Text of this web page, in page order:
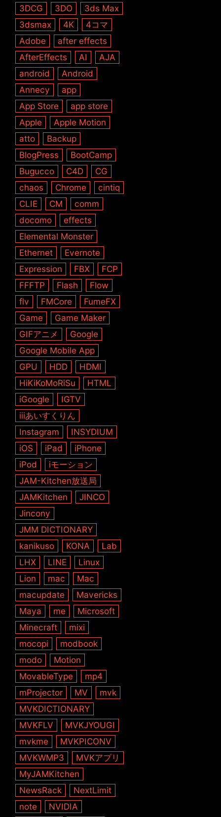
3DCG 3DO
3ds Max
3dsmax
4K
4コマ
Adobe
after effects
AfterEffects
AI
AJA
android
Android
Annecy
app
App Store
app store
Apple
Apple Motion
atto
Backup
BlogPress
BootCamp
Bugucco
C4D
CG
chaos
Chrome
cintiq
CLIE
CM
comm
docomo
effects
Elemental Monster
Ethernet
Evernote
Expression
FBX
FCP
FFFTP
Flash
Flow
flv
FMCore
FumeFX
Game
Game Maker
GIFアニメ
Google
Google Mobile App
GPU
HDD
HDMI
HiKiKoMoRiSu
HTML
iGoogle
IGTV
iiiあいすくりん
Instagram
INSYDIUM
iOS
iPad
iPhone
iPod
iモーション
JAM-Kitchen放送局
JAMKitchen
JINCO
Jincony
JMM DICTIONARY
kanikuso
KONA
Lab
LHX
LINE
Linux
Lion
mac
Mac
macupdate
Mavericks
Maya
me
Microsoft
Minecraft
mixi
mocopi
modbook
modo
Motion
MovableType
mp4
mProjector
MV
mvk
MVKDICTIONARY
MVKFLV
MVKJYOUGI
mvkme
MVKPICONV
MVKWMP3
MVKアプリ
MyJAMKitchen
NewsRack
NextLimit
note
NVIDIA